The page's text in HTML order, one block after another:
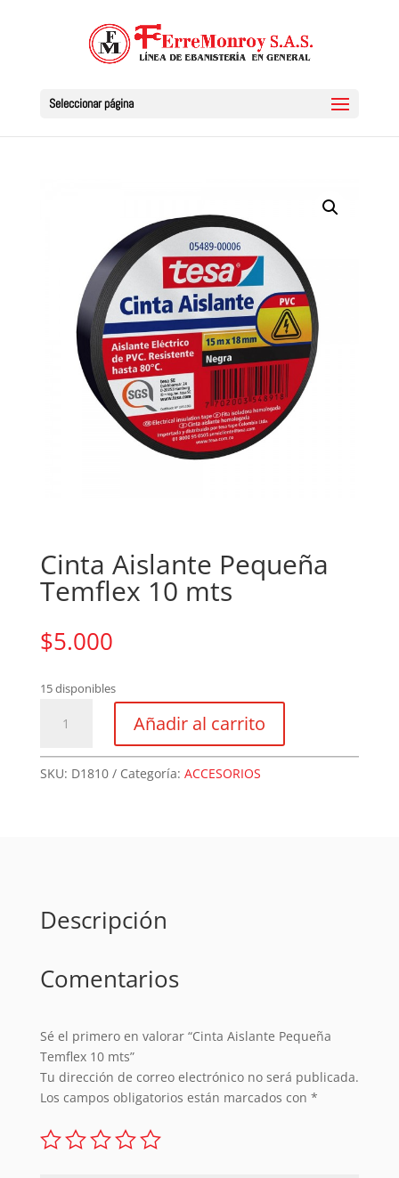
Seleccionar página
Cinta Aislante Pequeña
Temflex 10 mts
$5.000
15 disponibles
Aislante
Temflex
Añadir al carrito
SKU: D1810 Categoría: ACCESORIOS
Descripción
Comentarios
Sé el primero en valorar “Cinta Aislante Pequeña
Temflex 10 mts”
Tu dirección de correo electrónico no será publicada.
Los campos obligatorios están marcados con *